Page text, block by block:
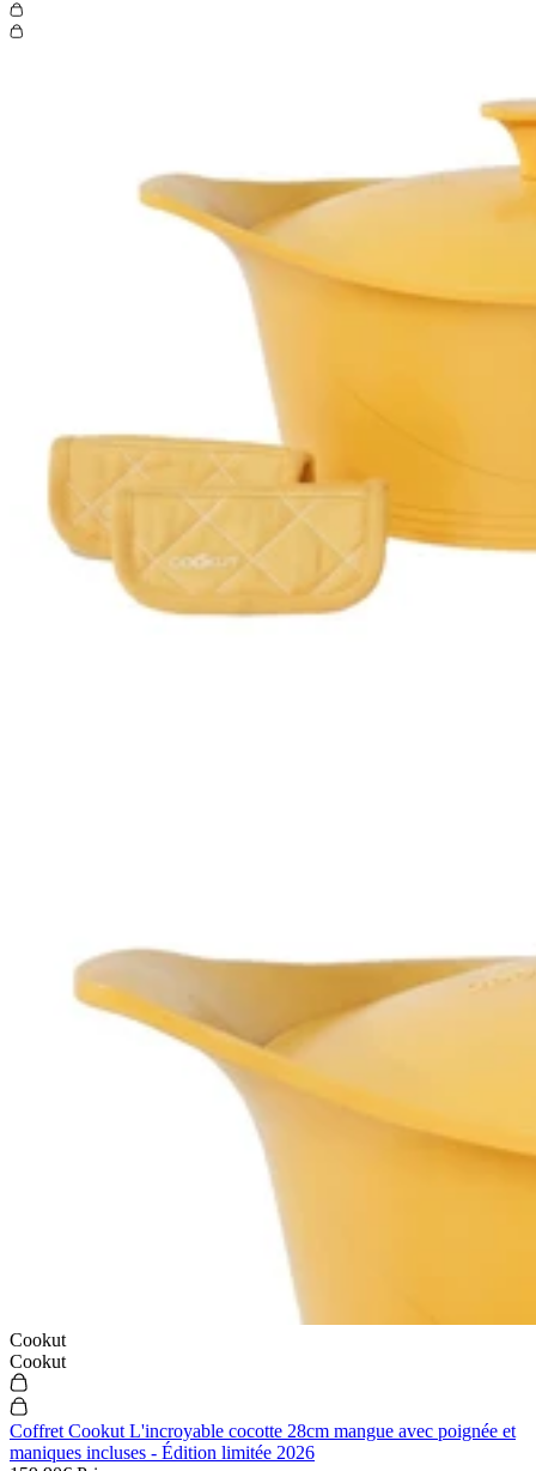
Cookut
Cookut
Coffret Cookut L'incroyable cocotte 28cm mangue avec poignée et
maniques incluses - Édition limitée 2026